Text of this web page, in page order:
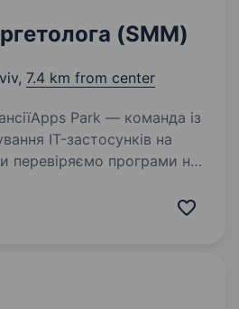
(SMM)
7.4 km from center
IT-застосунків на
перевіряємо програми на
гарантувати безпеку